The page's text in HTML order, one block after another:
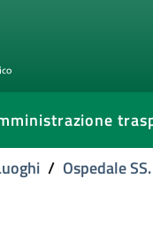
/ Ospedale